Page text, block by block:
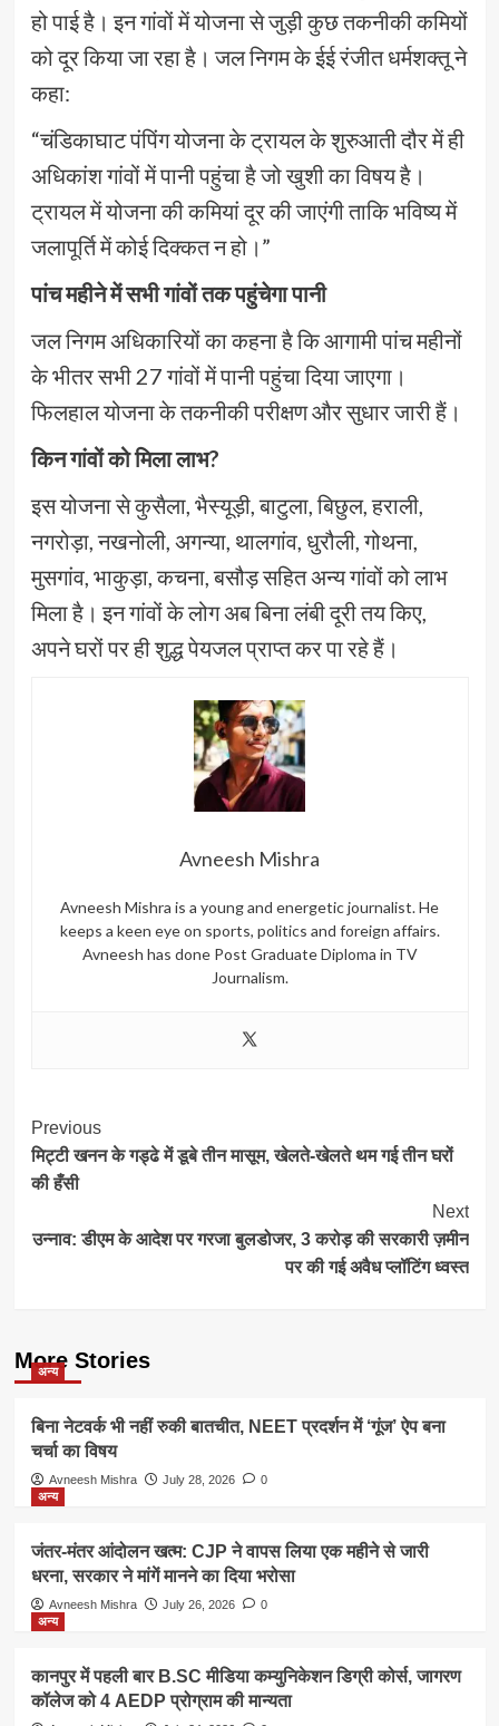
हो पाई है। इन गांवों में योजना से जुड़ी कुछ तकनीकी कमियों
को दूर किया जा रहा है। जल निगम के ईई रंजीत धर्मशक्तू ने
कहा:
“चंडिकाघाट पंपिंग योजना के ट्रायल के शुरुआती दौर में ही
अधिकांश गांवों में पानी पहुंचा है जो खुशी का विषय है।
ट्रायल में योजना की कमियां दूर की जाएंगी ताकि भविष्य में
जलापूर्ति में कोई दिक्कत न हो।”
पांच महीने में सभी गांवों तक पहुंचेगा पानी
जल निगम अधिकारियों का कहना है कि आगामी पांच महीनों
के भीतर सभी 27 गांवों में पानी पहुंचा दिया जाएगा।
फिलहाल योजना के तकनीकी परीक्षण और सुधार जारी हैं।
किन गांवों को मिला लाभ?
इस योजना से कुसैला, भैस्यूड़ी, बाटुला, बिछुल, हराली,
नगरोड़ा, नखनोली, अगन्या, थालगांव, धुरौली, गोथना,
मुसगांव, भाकुड़ा, कचना, बसौड़ सहित अन्य गांवों को लाभ
मिला है। इन गांवों के लोग अब बिना लंबी दूरी तय किए,
अपने घरों पर ही शुद्ध पेयजल प्राप्त कर पा रहे हैं।
Avneesh Mishra
Avneesh Mishra is a young and energetic journalist. He
keeps a keen eye on sports, politics and foreign affairs.
Avneesh has done Post Graduate Diploma in TV
Journalism.
Post
Navigation
Previous
मिट्टी खनन के गड्ढे में डूबे तीन मासूम, खेलते-खेलते थम गई तीन घरों
की हँसी
Next
उन्नाव: डीएम के आदेश पर गरजा बुलडोजर, 3 करोड़ की सरकारी ज़मीन
पर की गई अवैध प्लॉटिंग ध्वस्त
More Stories
अन्य
बिना नेटवर्क भी नहीं रुकी बातचीत, NEET प्रदर्शन में ‘गूंज’ ऐप बना
चर्चा का विषय
Avneesh Mishra July 28, 2026
0
अन्य
जंतर-मंतर आंदोलन खत्म: CJP ने वापस लिया एक महीने से जारी
धरना, सरकार ने मांगें मानने का दिया भरोसा
Avneesh Mishra July 26, 2026
0
अन्य
कानपुर में पहली बार B.SC मीडिया कम्युनिकेशन डिग्री कोर्स, जागरण
कॉलेज को 4 AEDP प्रोग्राम की मान्यता